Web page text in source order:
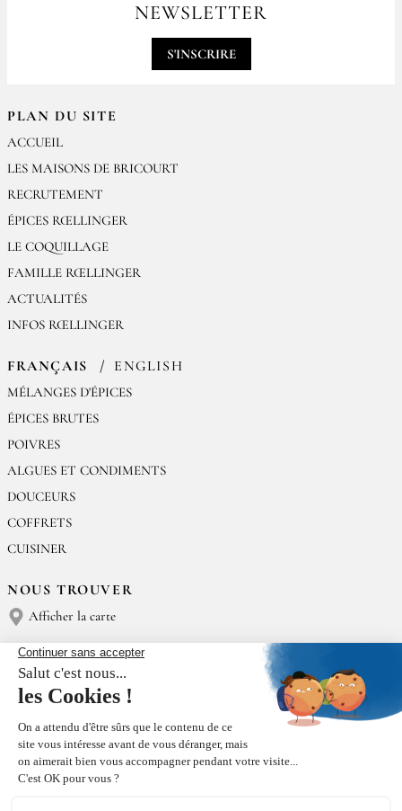
PLAN DU SITE
ACCUEIL
LES MAISONS DE BRICOURT
RECRUTEMENT
ÉPICES RŒLLINGER
LE COQUILLAGE
FAMILLE RŒLLINGER
ACTUALITÉS
INFOS RŒLLINGER
FRANÇAIS ENGLISH
MÉLANGES D'ÉPICES
ÉPICES BRUTES
POIVRES
ALGUES ET CONDIMENTS
DOUCEURS
COFFRETS
CUISINER
NOUS TROUVER
Afficher la carte
NOUS CONTACTER
Épices Rœllinger
Tél : (+33) 02 23 15 13 91
TRI DE NOS EMBALLAGES
contact@epices-roellinger.comNEWSLETTER
S'INSCRIRE